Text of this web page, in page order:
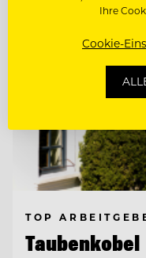
TOP
Taubenkobel
Ihre
Cookie-